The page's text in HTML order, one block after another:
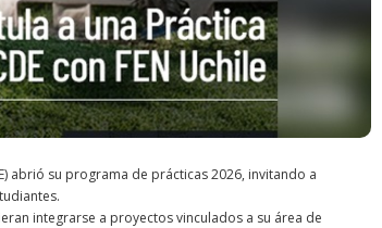
abrió su programa de prácticas 2026, invitando a
integrarse a proyectos vinculados a su área de